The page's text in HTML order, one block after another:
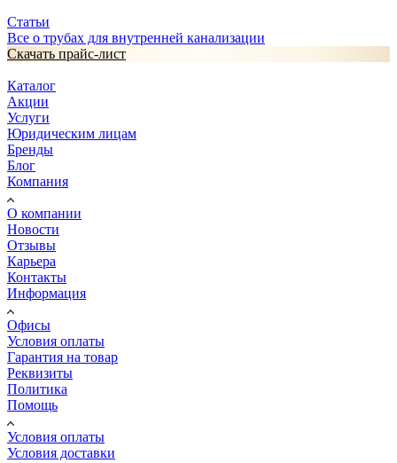
Статьи
Все о трубах для внутренней канализации
Скачать прайс-лист
Каталог
Акции
Услуги
Юридическим лицам
Бренды
Блог
Компания
О компании
Новости
Отзывы
Карьера
Контакты
Информация
Офисы
Условия оплаты
Гарантия на товар
Реквизиты
Политика
Помощь
Условия оплаты
Условия доставки